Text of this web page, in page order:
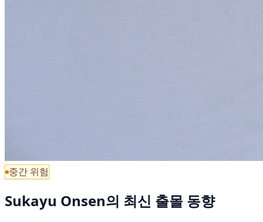
중간 위험
Sukayu Onsen의 최신 출몰 동향